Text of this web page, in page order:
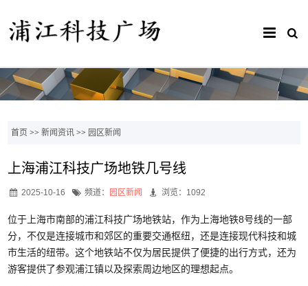
首页 >>新闻资讯 >> 园区新闻
上海浦江科技广场地铁几号线
2025-10-16 频道： 园区新闻 浏览：1092
位于上海市南部的浦江科技广场地铁站，作为上海地铁8号线的一部
分，不仅是连接城市和郊区的重要交通枢纽，还是连接现代科技和城
市生活的纽带。这个地铁站不仅为居民提供了便捷的出行方式，还为
游客提供了参观浦江镇以及探索周边地区的理想起点。